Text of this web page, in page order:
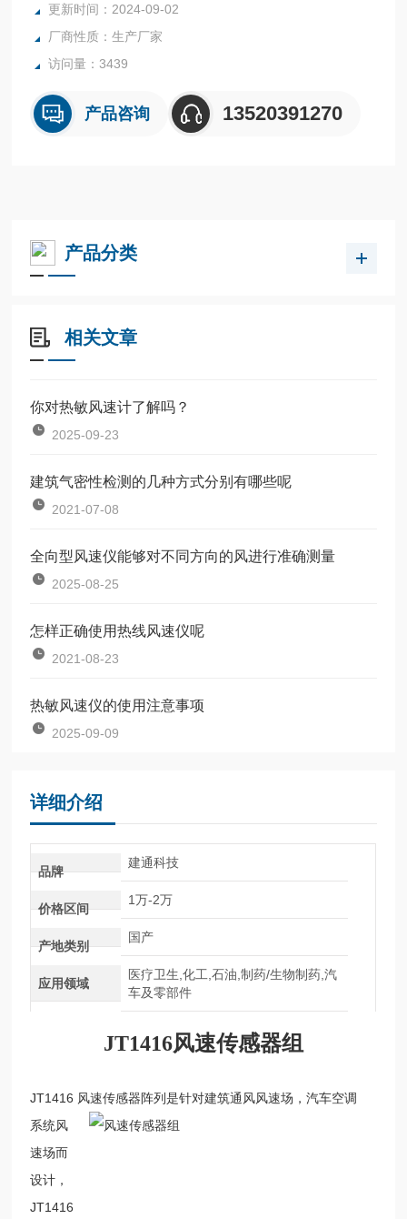
风速精度: ±(0.1+2%读数)或量程的2%取较大值
风速分辨率: 0.01m/s
风速响应: ＜1s（t63，1m/s）
更新时间：2024-09-02
厂商性质：生产厂家
访问量：3439
产品咨询 13520391270
产品分类
相关文章
你对热敏风速计了解吗？
2025-09-23
建筑气密性检测的几种方式分别有哪些呢
2021-07-08
全向型风速仪能够对不同方向的风进行准确测量
2025-08-25
怎样正确使用热线风速仪呢
2021-08-23
热敏风速仪的使用注意事项
2025-09-09
详细介绍
品牌
建通科技
价格区间
1万-2万
产地类别
国产
应用领域
医疗卫生,化工,石油,制药/生物制药,汽
车及零部件
JT1416风速传感器组
JT1416 风速传感器阵列是针对建筑通风风速场，汽车空调
系统风
速场而
设计，
JT1416